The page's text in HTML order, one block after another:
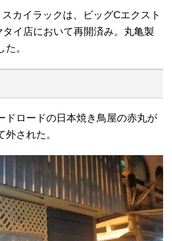
スカイラックは、ビッグCエクスト
イ店において再開済み。丸亀製
。
ドロードの日本焼き鳥屋の赤丸が
された。